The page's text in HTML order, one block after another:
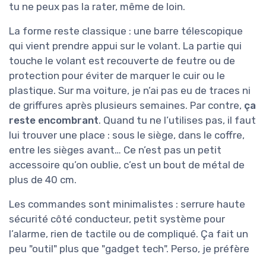
tu ne peux pas la rater, même de loin.
La forme reste classique : une barre télescopique
qui vient prendre appui sur le volant. La partie qui
touche le volant est recouverte de feutre ou de
protection pour éviter de marquer le cuir ou le
plastique. Sur ma voiture, je n’ai pas eu de traces ni
de griffures après plusieurs semaines. Par contre, ça
reste encombrant. Quand tu ne l’utilises pas, il faut
lui trouver une place : sous le siège, dans le coffre,
entre les sièges avant… Ce n’est pas un petit
accessoire qu’on oublie, c’est un bout de métal de
plus de 40 cm.
Les commandes sont minimalistes : serrure haute
sécurité côté conducteur, petit système pour
l’alarme, rien de tactile ou de compliqué. Ça fait un
peu "outil" plus que "gadget tech". Perso, je préfère